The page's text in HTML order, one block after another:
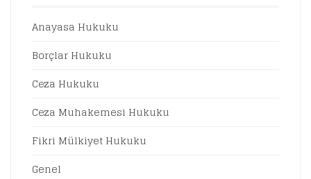
Anayasa Hukuku
Borçlar Hukuku
Ceza Hukuku
Ceza Muhakemesi Hukuku
Fikri Mülkiyet Hukuku
Genel